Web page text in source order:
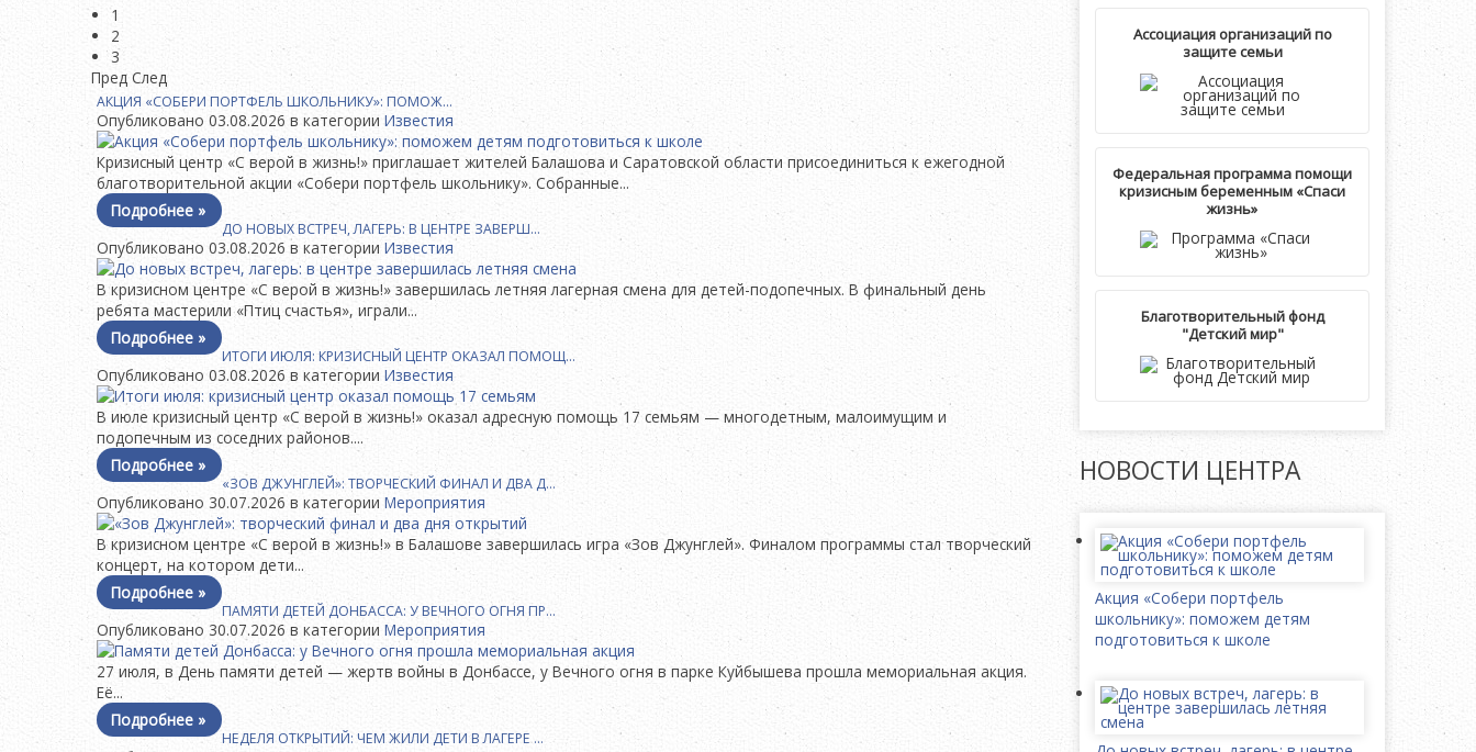
1
2
3
Пред След
АКЦИЯ «СОБЕРИ ПОРТФЕЛЬ ШКОЛЬНИКУ»: ПОМОЖ…
Опубликовано 03.08.2026 в категории Известия
Кризисный центр «С верой в жизнь!» приглашает жителей Балашова и Саратовской области присоединиться к ежегодной
благотворительной акции «Собери портфель школьнику». Собранные...
Подробнее »
ДО НОВЫХ ВСТРЕЧ, ЛАГЕРЬ: В ЦЕНТРЕ ЗАВЕРШ…
Опубликовано 03.08.2026 в категории Известия
В кризисном центре «С верой в жизнь!» завершилась летняя лагерная смена для детей-подопечных. В финальный день
ребята мастерили «Птиц счастья», играли...
Подробнее »
ИТОГИ ИЮЛЯ: КРИЗИСНЫЙ ЦЕНТР ОКАЗАЛ ПОМОЩ…
Опубликовано 03.08.2026 в категории Известия
В июле кризисный центр «С верой в жизнь!» оказал адресную помощь 17 семьям — многодетным, малоимущим и
подопечным из соседних районов....
Подробнее »
«ЗОВ ДЖУНГЛЕЙ»: ТВОРЧЕСКИЙ ФИНАЛ И ДВА Д…
Опубликовано 30.07.2026 в категории Мероприятия
В кризисном центре «С верой в жизнь!» в Балашове завершилась игра «Зов Джунглей». Финалом программы стал творческий
концерт, на котором дети...
Подробнее »
ПАМЯТИ ДЕТЕЙ ДОНБАССА: У ВЕЧНОГО ОГНЯ ПР…
Опубликовано 30.07.2026 в категории Мероприятия
27 июля, в День памяти детей — жертв войны в Донбассе, у Вечного огня в парке Куйбышева прошла мемориальная акция.
Её...
Подробнее »
НЕДЕЛЯ ОТКРЫТИЙ: ЧЕМ ЖИЛИ ДЕТИ В ЛАГЕРЕ …
Ассоциация организаций по
защите семьи
Федеральная программа помощи
кризисным беременным «Спаси
жизнь»
Благотворительный фонд
"Детский мир"
НОВОСТИ ЦЕНТРА
Акция «Собери портфель
школьнику»: поможем детям
подготовиться к школе